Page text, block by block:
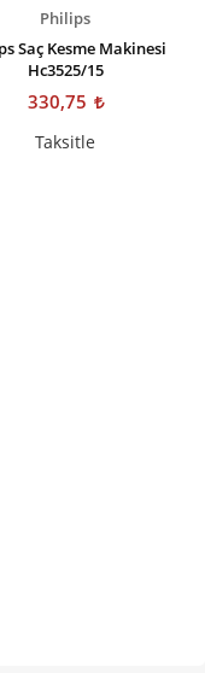
Philips
Saç Kesme Makinesi
Hc3525/15
330,75
Taksitle